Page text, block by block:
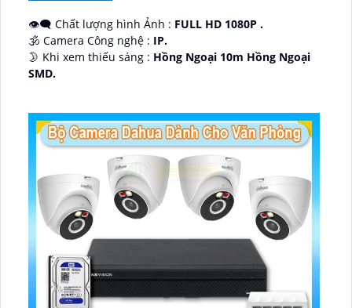
👁️‍🗨 Chất lượng hình Ảnh : FULL HD 1080P .
🕉️ Camera Công nghệ : IP.
🌛 Khi xem thiếu sáng : Hồng Ngoại 10m Hồng Ngoại
SMD.